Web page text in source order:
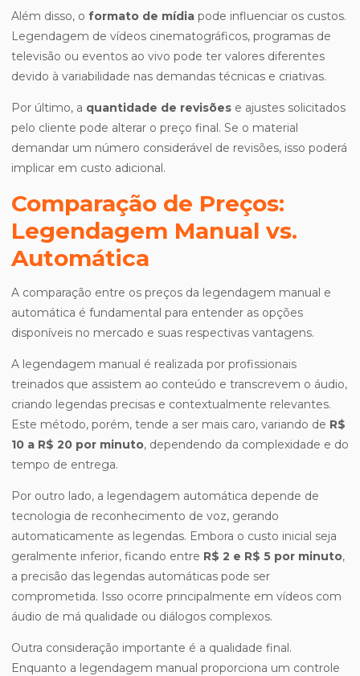
Além disso, o formato de mídia pode influenciar os custos.
Legendagem de vídeos cinematográficos, programas de
televisão ou eventos ao vivo pode ter valores diferentes
devido à variabilidade nas demandas técnicas e criativas.
Por último, a quantidade de revisões e ajustes solicitados
pelo cliente pode alterar o preço final. Se o material
demandar um número considerável de revisões, isso poderá
implicar em custo adicional.
Comparação de Preços:
Legendagem Manual vs.
Automática
A comparação entre os preços da legendagem manual e
automática é fundamental para entender as opções
disponíveis no mercado e suas respectivas vantagens.
A legendagem manual é realizada por profissionais
treinados que assistem ao conteúdo e transcrevem o áudio,
criando legendas precisas e contextualmente relevantes.
Este método, porém, tende a ser mais caro, variando de R$
10 a R$ 20 por minuto, dependendo da complexidade e do
tempo de entrega.
Por outro lado, a legendagem automática depende de
tecnologia de reconhecimento de voz, gerando
automaticamente as legendas. Embora o custo inicial seja
geralmente inferior, ficando entre R$ 2 e R$ 5 por minuto,
a precisão das legendas automáticas pode ser
comprometida. Isso ocorre principalmente em vídeos com
áudio de má qualidade ou diálogos complexos.
Outra consideração importante é a qualidade final.
Enquanto a legendagem manual proporciona um controle